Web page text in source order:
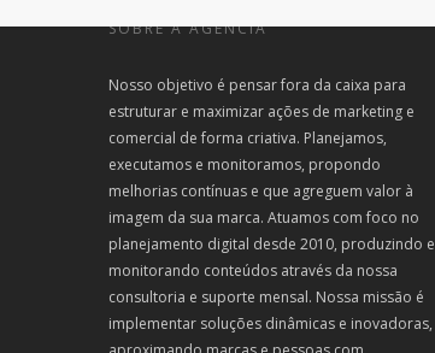
SOBRE A AGÊNCIA
Nosso objetivo é pensar fora da caixa para
estruturar e maximizar ações de marketing e
comercial de forma criativa. Planejamos,
executamos e monitoramos, propondo
melhorias contínuas e que agreguem valor à
imagem da sua marca. Atuamos com foco no
planejamento digital desde 2010, produzindo e
monitorando conteúdos através da nossa
consultoria e suporte mensal. Nossa missão é
implementar soluções dinâmicas e inovadoras,